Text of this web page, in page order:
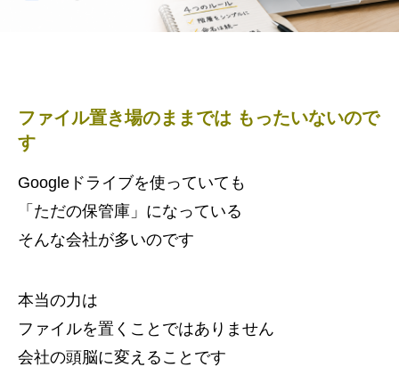
WEBコンテンツ
WEBマーケティング戦略立案
補助金
補助金の取得
ファイル置き場のままでは もったいないので
す
Googleドライブを使っていても
「ただの保管庫」になっている
そんな会社が多いのです
本当の力は
ファイルを置くことではありません
会社の頭脳に変えることです